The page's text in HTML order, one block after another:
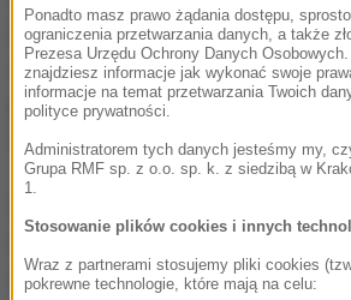
Przekonywała ona, że Matwijenko
w zebraniu parlamentarzystów w
poza siedzibą ONZ, ale organizacja
współorganizatorem tego
na swe terytorium objętej
równocześnie nie utrudniając jej
Ponadto masz prawo żądania dostępu,
ograniczenia przetwarzania danych, a także
Prezesa Urzędu Ochrony Danych
znajdziesz informacje jak wykonać swoje
informacje na temat przetwarzania Twoich
polityce prywatności.
Administratorem tych danych jesteśmy my,
Grupa RMF sp. z o.o. sp. k. z siedzibą w
1.
Stosowanie plików cookies i innych
Wraz z partnerami stosujemy pliki cookies
pokrewne technologie, które mają na celu: